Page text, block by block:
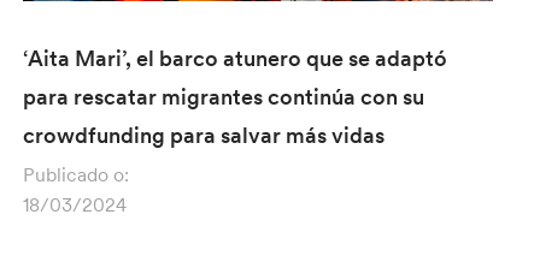
‘Aita Mari’, el barco atunero que se adaptó
para rescatar migrantes continúa con su
crowdfunding para salvar más vidas
Publicado o:
18/03/2024